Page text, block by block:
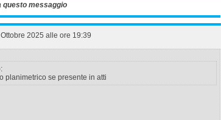
questo messaggio
2025 alle ore 19:39
planimetrico se presente in atti